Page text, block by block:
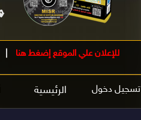
للإعلان علي الموقع إضغط هنا
الرئيسية تسجيل دخول